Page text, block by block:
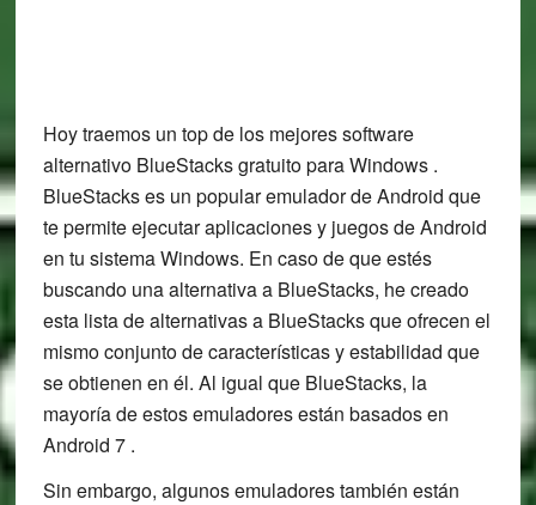
Hoy traemos un top de los mejores software
alternativo BlueStacks gratuito para Windows .
BlueStacks es un popular emulador de Android que
te permite ejecutar aplicaciones y juegos de Android
en tu sistema Windows. En caso de que estés
buscando una alternativa a BlueStacks, he creado
esta lista de alternativas a BlueStacks que ofrecen el
mismo conjunto de características y estabilidad que
se obtienen en él. Al igual que BlueStacks, la
mayoría de estos emuladores están basados en
Android 7 .
Sin embargo, algunos emuladores también están